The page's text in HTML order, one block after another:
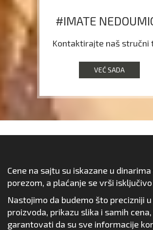
#IMATE
Kontaktirajte naš stručni
VEĆ SADA
Cene na sajtu su iskazane u
porezom, a plaćanje se vrši
Nastojimo da budemo što precizniji u
proizvoda, prikazu slika i samih
garantovati da su sve informacije